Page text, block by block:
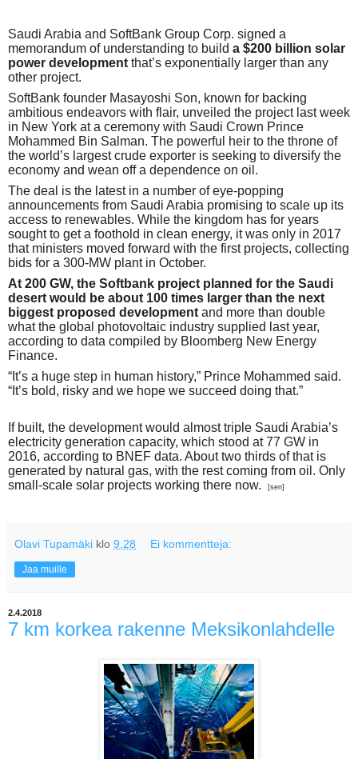
Saudi Arabia and SoftBank Group Corp. signed a
memorandum of understanding to build a $200 billion solar
power development that’s exponentially larger than any
other project.
SoftBank founder Masayoshi Son, known for backing
ambitious endeavors with flair, unveiled the project last week
in New York at a ceremony with Saudi Crown Prince
Mohammed Bin Salman. The powerful heir to the throne of
the world’s largest crude exporter is seeking to diversify the
economy and wean off a dependence on oil.
The deal is the latest in a number of eye-popping
announcements from Saudi Arabia promising to scale up its
access to renewables. While the kingdom has for years
sought to get a foothold in clean energy, it was only in 2017
that ministers moved forward with the first projects, collecting
bids for a 300-MW plant in October.
At 200 GW, the Softbank project planned for the Saudi
desert would be about 100 times larger than the next
biggest proposed development and more than double
what the global photovoltaic industry supplied last year,
according to data compiled by Bloomberg New Energy
Finance.
“It’s a huge step in human history,” Prince Mohammed said.
“It’s bold, risky and we hope we succeed doing that.”
If built, the development would almost triple Saudi Arabia’s
electricity generation capacity, which stood at 77 GW in
2016, according to BNEF data. About two thirds of that is
generated by natural gas, with the rest coming from oil. Only
small-scale solar projects working there now.
[sen]
Olavi Tupamäki klo 9.28 Ei kommentteja:
Jaa muille
2.4.2018
7 km korkea rakenne Meksikonlahdelle